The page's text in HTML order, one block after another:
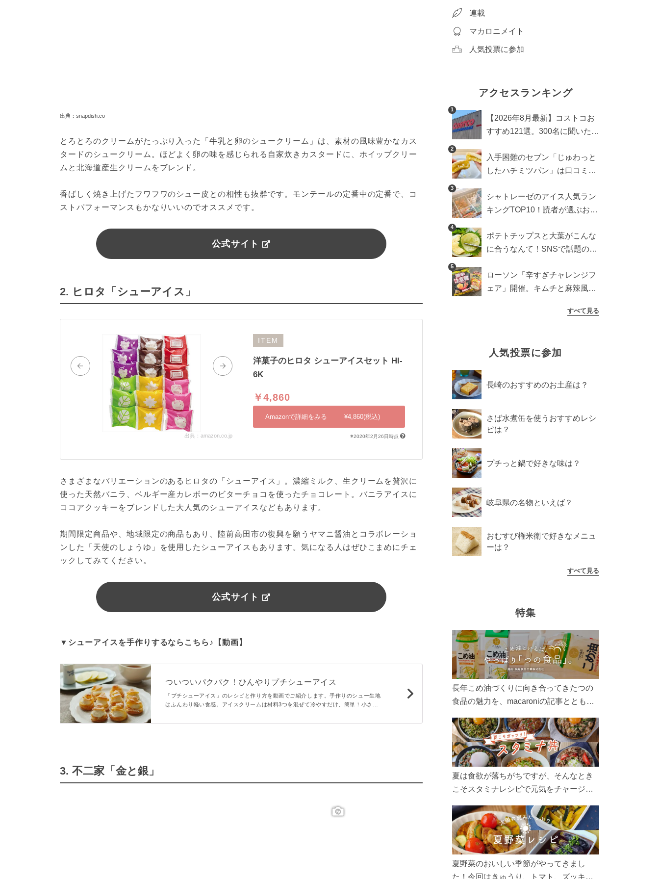
出典：snapdish.co
とろとろのクリームがたっぷり入った「牛乳と卵のシュークリーム」は、素材の風味豊かなカス
タードのシュークリーム。ほどよく卵の味を感じられる自家炊きカスタードに、ホイップクリー
ムと北海道産生クリームをブレンド。
香ばしく焼き上げたフワフワのシュー皮との相性も抜群です。モンテールの定番中の定番で、コ
ストパフォーマンスもかなりいいのでオススメです。
公式サイト
2. ヒロタ「シューアイス」
出典：amazon.co.jp
ITEM
洋菓子のヒロタ シューアイスセット HI-
6K
￥4,860
Amazonで詳細をみる ¥4,860(税込)
※2020年2月26日時点
さまざまなバリエーションのあるヒロタの「シューアイス」。濃縮ミルク、生クリームを贅沢に
使った天然バニラ、ベルギー産カレボーのビターチョコを使ったチョコレート。バニラアイスに
ココアクッキーをブレンドした大人気のシューアイスなどもあります。
期間限定商品や、地域限定の商品もあり、陸前高田市の復興を願うヤマニ醤油とコラボレーショ
ンした「天使のしょうゆ」を使用したシューアイスもあります。気になる人はぜひこまめにチェ
ックしてみてください。
公式サイト
▼シューアイスを手作りするならこちら♪【動画】
ついついパクパク！ひんやりプチシューアイス
「プチシューアイス」のレシピと作り方を動画でご紹介します。手作りのシュー生地
はふんわり軽い食感。アイスクリームは材料3つを混ぜて冷やすだけ、簡単！小さく
3. 不二家「金と銀」
連載
マカロニメイト
人気投票に参加
アクセスランキング
1
【2026年8月最新】コストコお
すすめ121選。300名に聞いた買
め商品も
2
入手困難のセブン「じゅわっと
したハチミツパン」は口コミ通
検証
3
シャトレーゼのアイス人気ラン
キングTOP10！読者が選ぶおす
4
ポテトチップスと大葉がこんな
に合うなんて！SNSで話題の食
5
ローソン「辛すぎチャレンジフ
ェア」開催。キムチと麻辣風の
すべて見る
人気投票に参加
長崎のおすすめのお土産は？
さば水煮缶を使うおすすめレシ
ピは？
プチっと鍋で好きな味は？
岐阜県の名物といえば？
おむすび権米衛で好きなメニュ
ーは？
すべて見る
特集
長年こめ油づくりに向き合ってきたつの
食品の魅力を、macaroniの記事とともに
ん、製造現場や品質へのこだわりまで。
こめ油をもっと好きになるコンテンツを
ぜひお楽しみください。
夏は食欲が落ちがちですが、そんなとき
こそスタミナレシピで元気をチャージ！
リ食べて、夏バテを吹き飛ばしましょ
う！
夏野菜のおいしい季節がやってきまし
た！今回はきゅうり、トマト、ズッキー